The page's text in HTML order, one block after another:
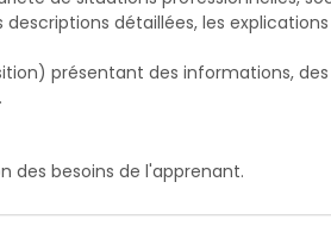
détaillées, les
présentant des informations,
des besoins de l'apprenant.